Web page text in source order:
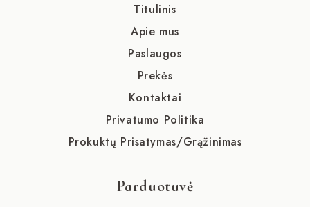
Titulinis
Apie mus
Paslaugos
Prekės
Kontaktai
Privatumo Politika
Prokuktų Prisatymas/Grąžinimas
Parduotuvė